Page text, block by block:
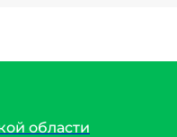
области